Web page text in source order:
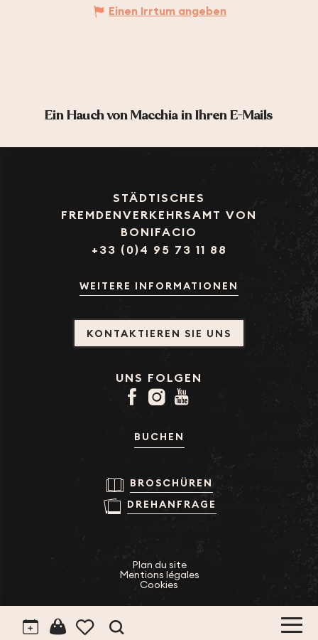
Einen Irrtum angeben
Ein Hauch von Macchia in Ihren E-Mails
STÄDTISCHES
FREMDENVERKEHRSAMT VON
BONIFACIO
+33 (0)4 95 73 11 88
WEITERE INFORMATIONEN
KONTAKTIEREN SIE UNS
UNS FOLGEN
BUCHEN
BROSCHÜREN
DREHANFRAGE
Plan du site
Mentions légales
Cookies